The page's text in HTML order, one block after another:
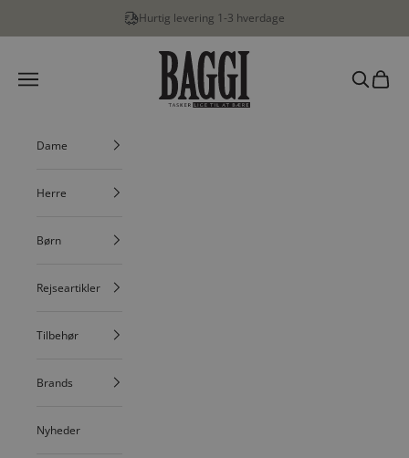
Hurtig levering 1-3 hverdage
BAGGI
Menu
Søg
Dame
Herre
Børn
Rejseartikler
Tilbehør
Brands
Nyheder